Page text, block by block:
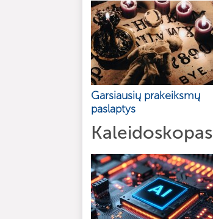
Garsiausių prakeiksmų
paslaptys
Kaleidoskopas